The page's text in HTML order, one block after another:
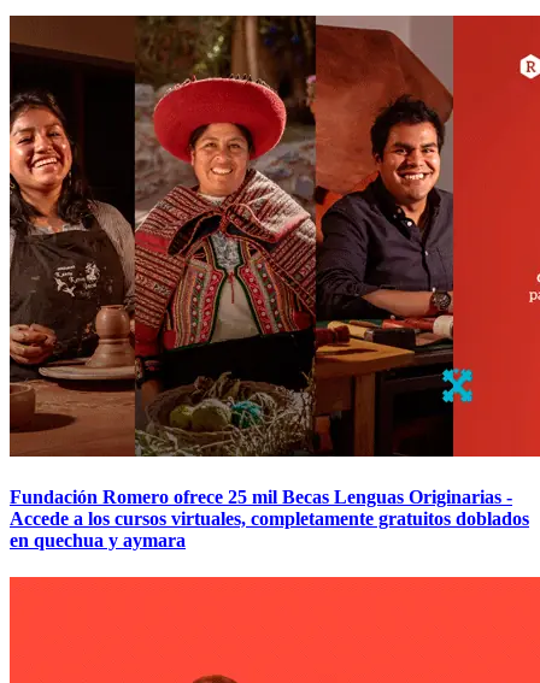
Fundación Romero ofrece 25 mil Becas Lenguas Originarias -
Accede a los cursos virtuales, completamente gratuitos doblados
en quechua y aymara